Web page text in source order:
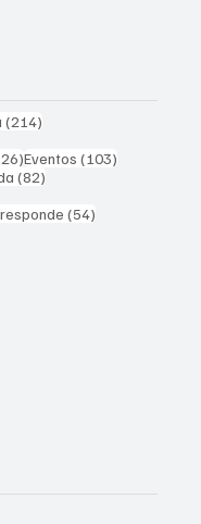
(214)214 entradas
entradas
126 entradas
Eventos (103)103
(82)82 entradas
(54)54 entradas